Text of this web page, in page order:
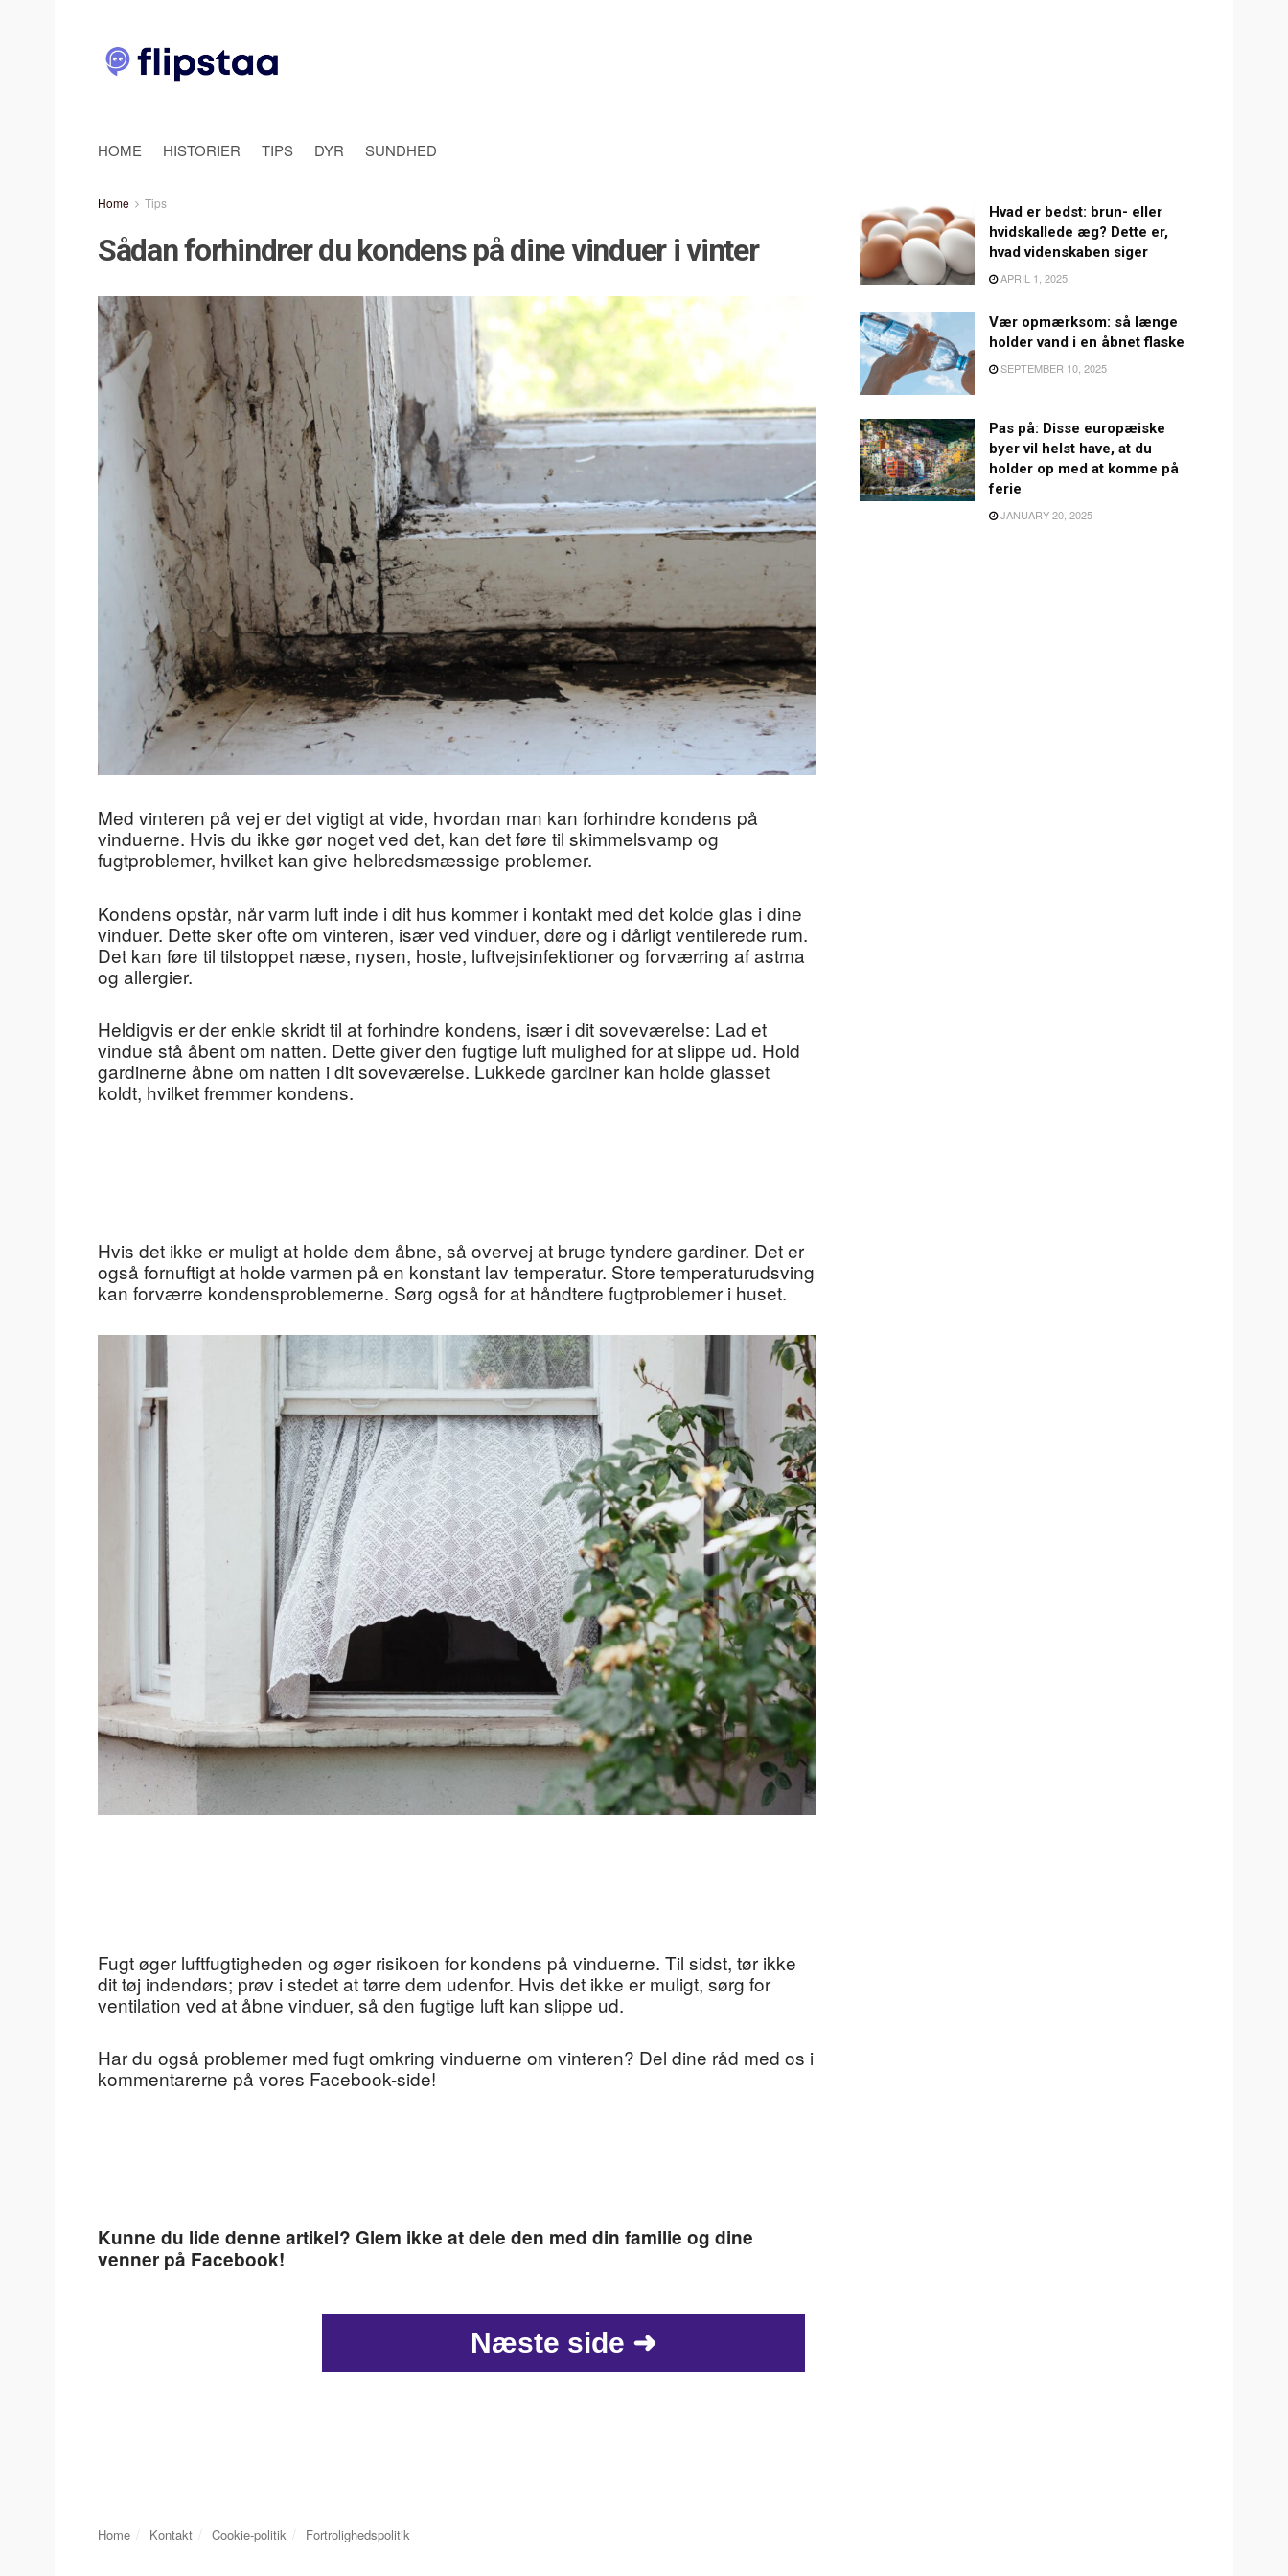
HOME HISTORIER TIPS DYR SUNDHED
Home Tips
Sådan forhindrer du kondens på dine vinduer i vinter
Med vinteren på vej er det vigtigt at vide, hvordan man kan forhindre kondens på
vinduerne. Hvis du ikke gør noget ved det, kan det føre til skimmelsvamp og
fugtproblemer, hvilket kan give helbredsmæssige problemer.
Kondens opstår, når varm luft inde i dit hus kommer i kontakt med det kolde glas i dine
vinduer. Dette sker ofte om vinteren, især ved vinduer, døre og i dårligt ventilerede rum.
Det kan føre til tilstoppet næse, nysen, hoste, luftvejsinfektioner og forværring af astma
og allergier.
Heldigvis er der enkle skridt til at forhindre kondens, især i dit soveværelse: Lad et
vindue stå åbent om natten. Dette giver den fugtige luft mulighed for at slippe ud. Hold
gardinerne åbne om natten i dit soveværelse. Lukkede gardiner kan holde glasset
koldt, hvilket fremmer kondens.
Hvis det ikke er muligt at holde dem åbne, så overvej at bruge tyndere gardiner. Det er
også fornuftigt at holde varmen på en konstant lav temperatur. Store temperaturudsving
kan forværre kondensproblemerne. Sørg også for at håndtere fugtproblemer i huset.
Fugt øger luftfugtigheden og øger risikoen for kondens på vinduerne. Til sidst, tør ikke
dit tøj indendørs; prøv i stedet at tørre dem udenfor. Hvis det ikke er muligt, sørg for
ventilation ved at åbne vinduer, så den fugtige luft kan slippe ud.
Har du også problemer med fugt omkring vinduerne om vinteren? Del dine råd med os i
kommentarerne på vores Facebook-side!
Kunne du lide denne artikel? Glem ikke at dele den med din familie og dine
venner på Facebook!
Næste side ➜
Hvad er bedst: brun- eller
hvidskallede æg? Dette er,
hvad videnskaben siger
APRIL 1, 2025
Vær opmærksom: så længe
holder vand i en åbnet flaske
SEPTEMBER 10, 2025
Pas på: Disse europæiske
byer vil helst have, at du
holder op med at komme på
ferie
JANUARY 20, 2025
Home Kontakt Cookie-politik Fortrolighedspolitik